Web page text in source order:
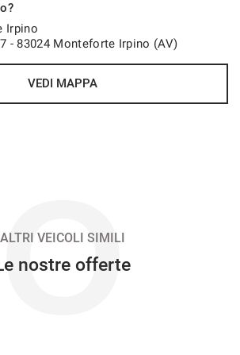
Irpino
- 83024 Monteforte Irpino (AV)
VEDI MAPPA
O
ALTRI VEICOLI SIMILI
nostre offerte